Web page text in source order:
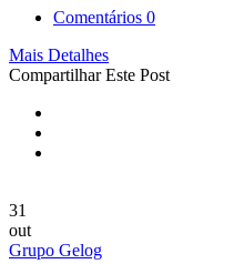
Comentários 0
Mais Detalhes
Compartilhar Este Post
31
out
Grupo Gelog